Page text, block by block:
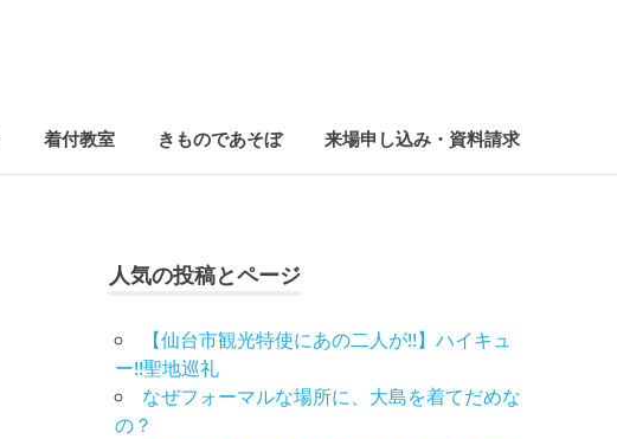
着付教室 きものであそぼ 来場申し込み・資料請求
人気の投稿とページ
【仙台市観光特使にあの二人が!!】ハイキュ
ー!!聖地巡礼
なぜフォーマルな場所に、大島を着てだめな
の？